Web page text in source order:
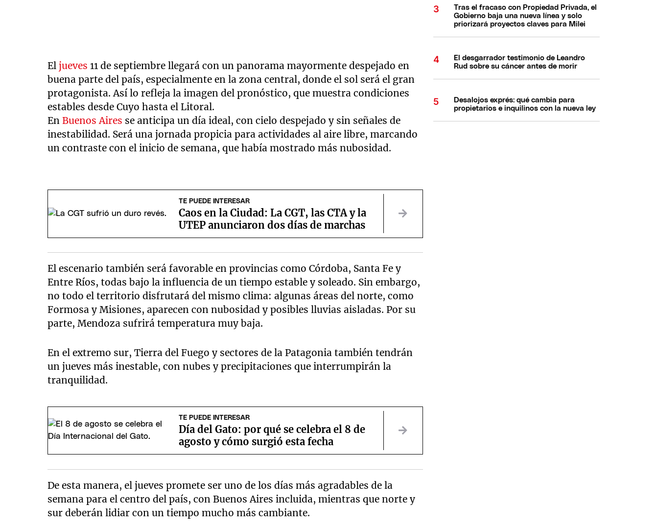
Eljueves 11 de septiembre llegará con un panorama mayormente despejado en
buena parte del país, especialmente en la zona central, donde el sol será el gran
protagonista. Así lo refleja la imagen del pronóstico, que muestra condiciones
estables desde Cuyo hasta el Litoral.
EnBuenos Aires se anticipa un día ideal, con cielo despejado y sin señales de
inestabilidad. Será una jornada propicia para actividades al aire libre, marcando
un contraste con el inicio de semana, que había mostrado más nubosidad.
TE PUEDE INTERESAR
Caos en la Ciudad: La CGT, las CTA y la
UTEP anunciaron dos días de marchas
El escenario también será favorable en provincias como Córdoba, Santa Fe y
Entre Ríos, todas bajo la influencia de un tiempo estable y soleado. Sin embargo,
no todo el territorio disfrutará del mismo clima: algunas áreas del norte, como
Formosa y Misiones, aparecen con nubosidad y posibles lluvias aisladas. Por su
parte, Mendoza sufrirá temperatura muy baja.
En el extremo sur, Tierra del Fuego y sectores de la Patagonia también tendrán
un jueves más inestable, con nubes y precipitaciones que interrumpirán la
tranquilidad.
TE PUEDE INTERESAR
Día del Gato: por qué se celebra el 8 de
agosto y cómo surgió esta fecha
De esta manera, el jueves promete ser uno de los días más agradables de la
semana para el centro del país, con Buenos Aires incluida, mientras que norte y
sur deberán lidiar con un tiempo mucho más cambiante.
Tras el fracaso con Propiedad Privada, el
Gobierno baja una nueva línea y solo
priorizará proyectos claves para Milei
El desgarrador testimonio de Leandro
Rud sobre su cáncer antes de morir
Desalojos exprés: qué cambia para
propietarios e inquilinos con la nueva ley